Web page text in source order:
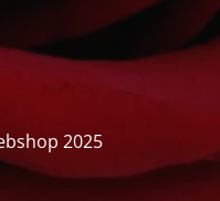
2025